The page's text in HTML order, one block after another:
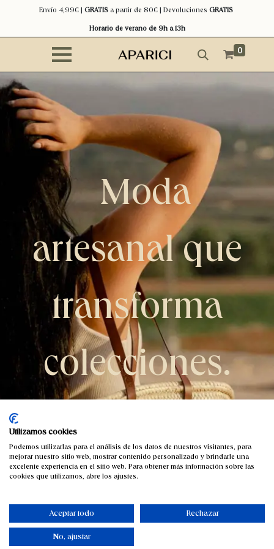
Envío 4,99€ | GRATISa partir de 80€ | Devoluciones GRATIS
Horario de verano de 9h a 13h
0
Moda
artesanal que
transforma
colecciones.​
Consulta sobre nuestros productos
Utilizamos cookies
Podemos utilizarlas para el análisis de los datos de nuestros visitantes, para
mejorar nuestro sitio web, mostrar contenido personalizado y brindarle una
excelente experiencia en el sitio web. Para obtener más información sobre las
cookies que utilizamos, abre los ajustes.
Aceptar todo Rechazar
No, ajustar